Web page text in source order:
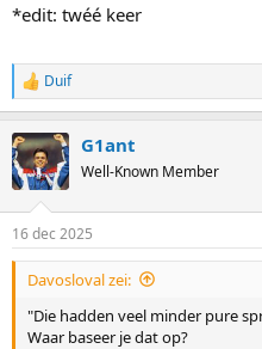
*edit: twéé keer
R
e
c
t
i
s
:
Duif
G1ant
Well-Known Member
16 dec 2025
Davosloval zei:
"Die hadden veel minder pure
Waar baseer je dat op?